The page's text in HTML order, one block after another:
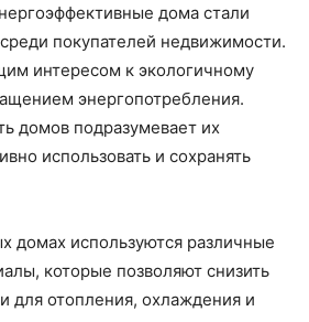
дома стали
покупателей недвижимости.
интересом к экологичному
энергопотребления.
домов подразумевает их
использовать и сохранять
домах используются различные
которые позволяют снизить
для отопления, охлаждения и